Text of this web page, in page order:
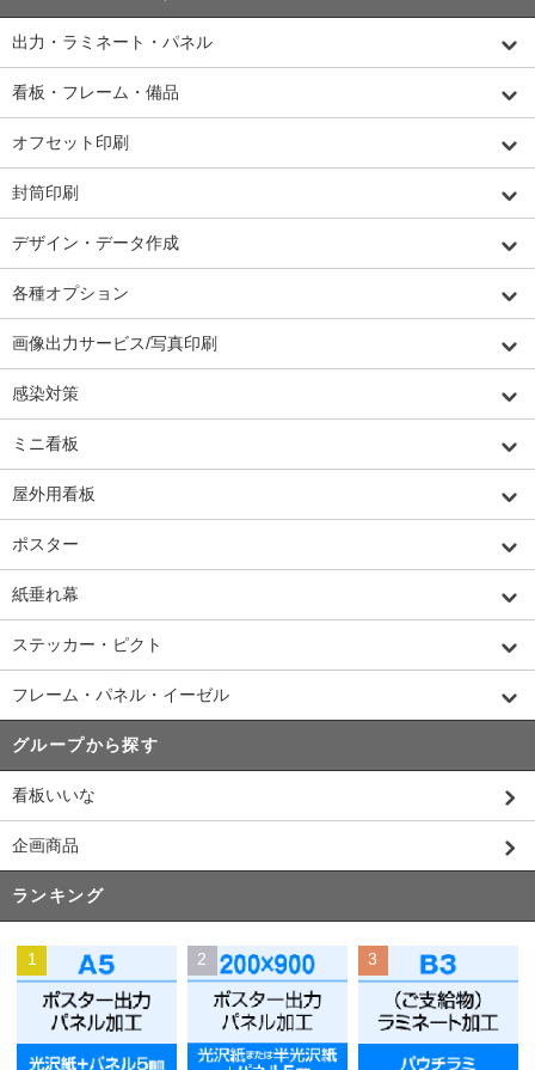
出力・ラミネート・パネル
看板・フレーム・備品
オフセット印刷
封筒印刷
デザイン・データ作成
各種オプション
画像出力サービス/写真印刷
感染対策
ミニ看板
屋外用看板
ポスター
紙垂れ幕
ステッカー・ピクト
フレーム・パネル・イーゼル
グループから探す
看板いいな
企画商品
ランキング
1 2 3